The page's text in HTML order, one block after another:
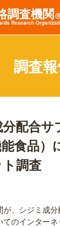
調査機関
ResearchO
調査
配合サ
能食品
調査
が、シジミ成
てのインター